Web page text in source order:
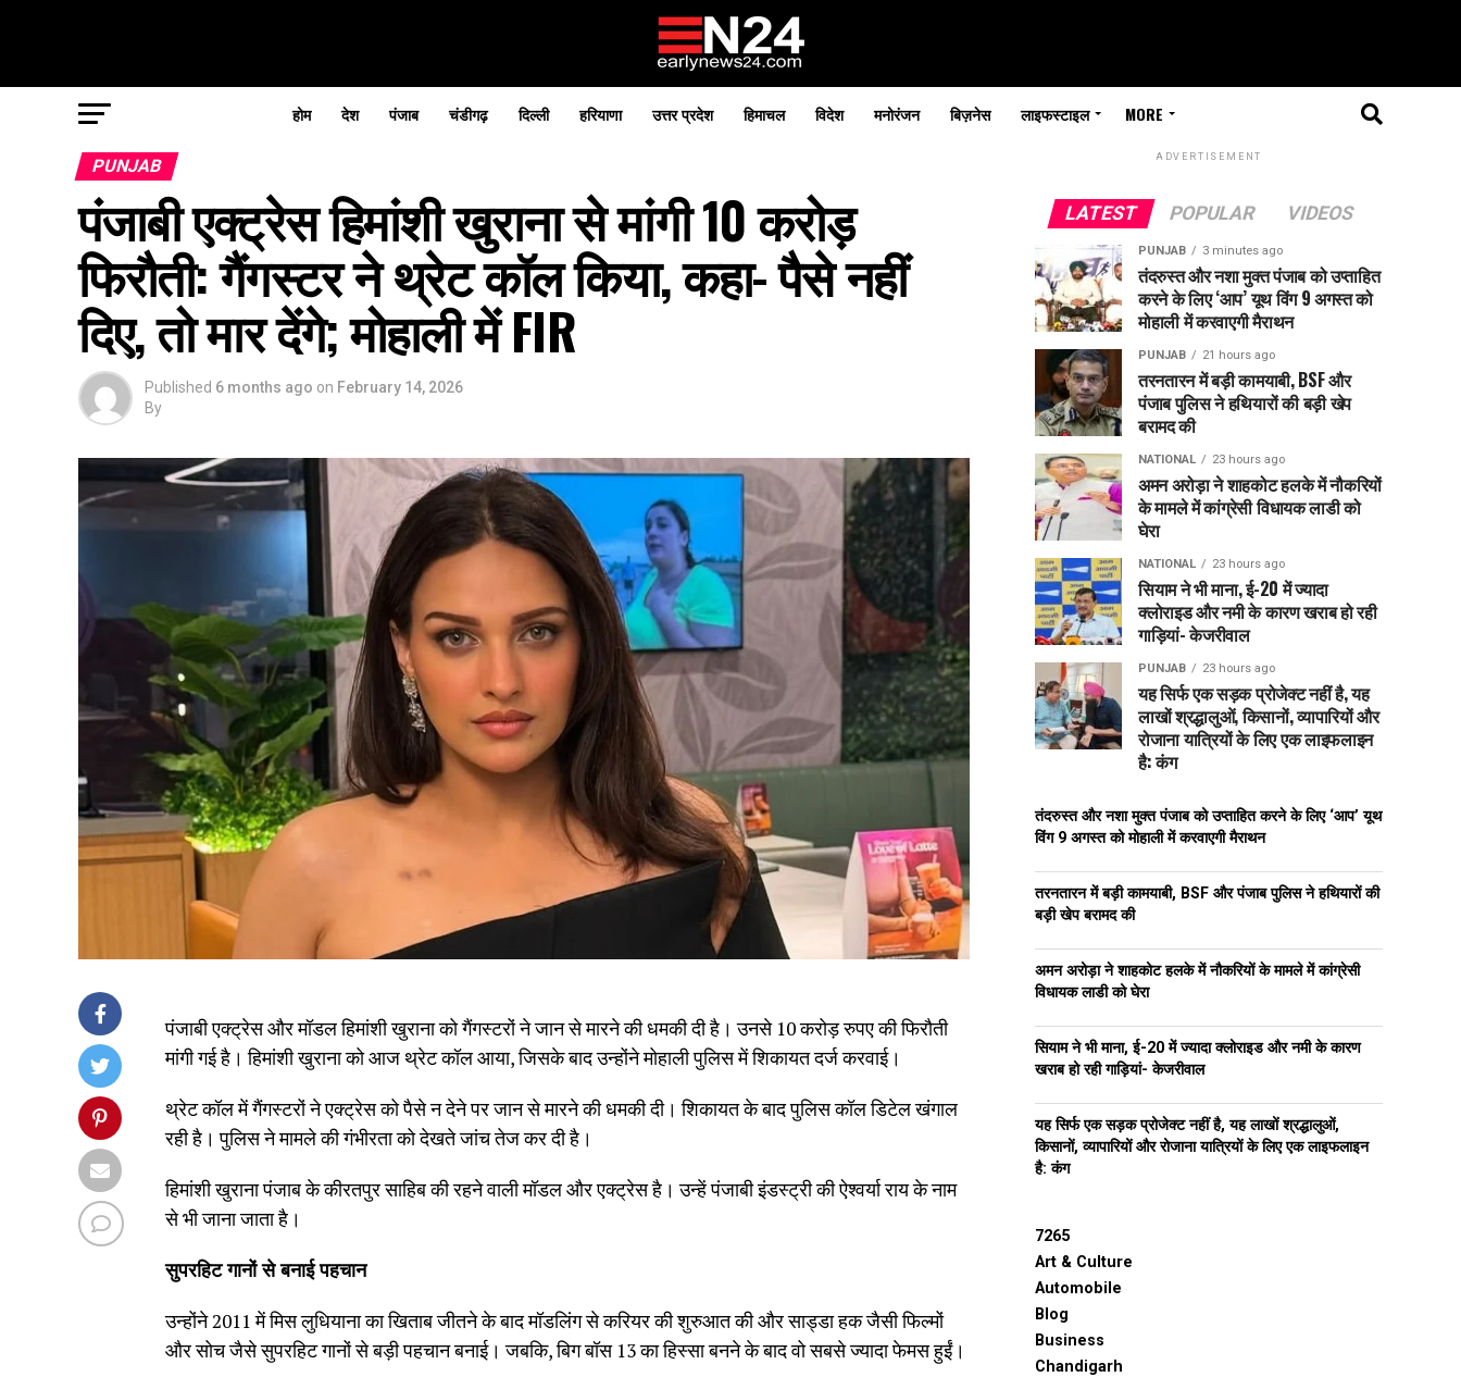
होम देश पंजाब चंडीगढ़ दिल्ली हरियाणा उत्तर प्रदेश हिमाचल विदेश मनोरंजन बिज़नेस लाइफस्टाइल MORE
PUNJAB
पंजाबी एक्ट्रेस हिमांशी खुराना से मांगी 10 करोड़
फिरौती: गैंगस्टर ने थ्रेट कॉल किया, कहा- पैसे नहीं
दिए, तो मार देंगे; मोहाली में FIR
Published 6 months ago on February 14, 2026
By
पंजाबी एक्ट्रेस और मॉडल हिमांशी खुराना को गैंगस्टरों ने जान से मारने की धमकी दी है। उनसे 10 करोड़ रुपए की फिरौती
मांगी गई है। हिमांशी खुराना को आज थ्रेट कॉल आया, जिसके बाद उन्होंने मोहाली पुलिस में शिकायत दर्ज करवाई।
थ्रेट कॉल में गैंगस्टरों ने एक्ट्रेस को पैसे न देने पर जान से मारने की धमकी दी। शिकायत के बाद पुलिस कॉल डिटेल खंगाल
रही है। पुलिस ने मामले की गंभीरता को देखते जांच तेज कर दी है।
हिमांशी खुराना पंजाब के कीरतपुर साहिब की रहने वाली मॉडल और एक्ट्रेस है। उन्हें पंजाबी इंडस्ट्री की ऐश्वर्या राय के नाम
से भी जाना जाता है।
सुपरहिट गानों से बनाई पहचान
उन्होंने 2011 में मिस लुधियाना का खिताब जीतने के बाद मॉडलिंग से करियर की शुरुआत की और साड्डा हक जैसी फिल्मों
और सोच जैसे सुपरहिट गानों से बड़ी पहचान बनाई। जबकि, बिग बॉस 13 का हिस्सा बनने के बाद वो सबसे ज्यादा फेमस हुईं।
ADVERTISEMENT
LATEST POPULAR VIDEOS
PUNJAB 3 minutes ago
तंदरुस्त और नशा मुक्त पंजाब को उप्ताहित
करने के लिए ‘आप’ यूथ विंग 9 अगस्त को
मोहाली में करवाएगी मैराथन
PUNJAB 21 hours ago
तरनतारन में बड़ी कामयाबी, BSF और
पंजाब पुलिस ने हथियारों की बड़ी खेप
बरामद की
NATIONAL 23 hours ago
अमन अरोड़ा ने शाहकोट हलके में नौकरियों
के मामले में कांग्रेसी विधायक लाडी को
घेरा
NATIONAL 23 hours ago
सियाम ने भी माना, ई-20 में ज्यादा
क्लोराइड और नमी के कारण खराब हो रही
गाड़ियां- केजरीवाल
PUNJAB 23 hours ago
यह सिर्फ एक सड़क प्रोजेक्ट नहीं है, यह
लाखों श्रद्धालुओं, किसानों, व्यापारियों और
रोजाना यात्रियों के लिए एक लाइफलाइन
है: कंग
तंदरुस्त और नशा मुक्त पंजाब को उप्ताहित करने के लिए ‘आप’ यूथ
विंग 9 अगस्त को मोहाली में करवाएगी मैराथन
तरनतारन में बड़ी कामयाबी, BSF और पंजाब पुलिस ने हथियारों की
बड़ी खेप बरामद की
अमन अरोड़ा ने शाहकोट हलके में नौकरियों के मामले में कांग्रेसी
विधायक लाडी को घेरा
सियाम ने भी माना, ई-20 में ज्यादा क्लोराइड और नमी के कारण
खराब हो रही गाड़ियां- केजरीवाल
यह सिर्फ एक सड़क प्रोजेक्ट नहीं है, यह लाखों श्रद्धालुओं,
किसानों, व्यापारियों और रोजाना यात्रियों के लिए एक लाइफलाइन
है: कंग
7265
Art & Culture
Automobile
Blog
Business
Chandigarh